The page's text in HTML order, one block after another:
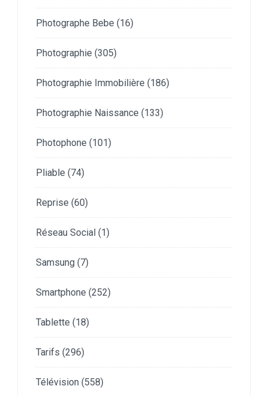
Photographe Bebe (16)
Photographie (305)
Photographie Immobilière (186)
Photographie Naissance (133)
Photophone (101)
Pliable (74)
Reprise (60)
Réseau Social (1)
Samsung (7)
Smartphone (252)
Tablette (18)
Tarifs (296)
Télévision (558)